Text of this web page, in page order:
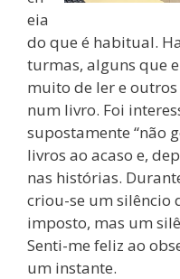
eia
do que é habitual.
turmas, alguns que
muito de ler e
num livro. Foi
supostamente “não
livros ao acaso e,
nas histórias.
criou-se um silêncio
imposto, mas um
Senti-me feliz ao
um instante.